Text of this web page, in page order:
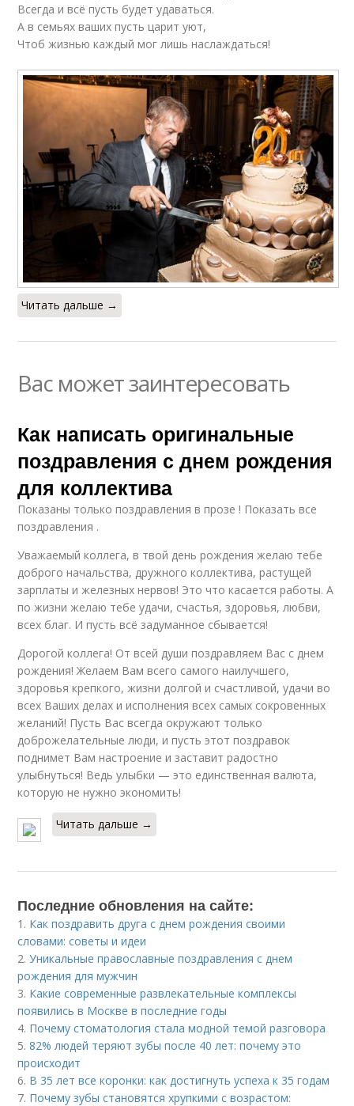
Всегда и всё пусть будет удаваться.
А в семьях ваших пусть царит уют,
Чтоб жизнью каждый мог лишь наслаждаться!
Читать дальше →
Вас может заинтересовать
Как написать оригинальные
поздравления с днем рождения
для коллектива
Показаны только поздравления в прозе ! Показать все
поздравления .
Уважаемый коллега, в твой день рождения желаю тебе
доброго начальства, дружного коллектива, растущей
зарплаты и железных нервов! Это что касается работы. А
по жизни желаю тебе удачи, счастья, здоровья, любви,
всех благ. И пусть всё задуманное сбывается!
Дорогой коллега! От всей души поздравляем Вас с днем
рождения! Желаем Вам всего самого наилучшего,
здоровья крепкого, жизни долгой и счастливой, удачи во
всех Ваших делах и исполнения всех самых сокровенных
желаний! Пусть Вас всегда окружают только
доброжелательные люди, и пусть этот поздравок
поднимет Вам настроение и заставит радостно
улыбнуться! Ведь улыбки — это единственная валюта,
которую не нужно экономить!
Читать дальше →
Последние обновления на сайте:
1. Как поздравить друга с днем рождения своими
словами: советы и идеи
2.Уникальные православные поздравления с днем
рождения для мужчин
3. Какие современные развлекательные комплексы
появились в Москве в последние годы
4. Почему стоматология стала модной темой разговора
5.82% людей теряют зубы после 40 лет: почему это
происходит
6. В 35 лет все коронки: как достигнуть успеха к 35 годам
7. Почему зубы становятся хрупкими с возрастом: